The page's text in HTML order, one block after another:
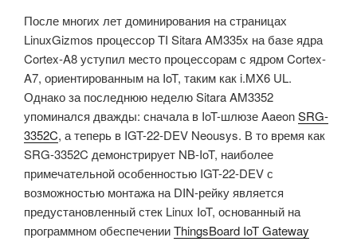
После многих лет доминирования на страницах
LinuxGizmos процессор TI Sitara AM335x на базе ядра
Cortex-A8 уступил место процессорам с ядром Cortex-
A7, ориентированным на IoT, таким как i.MX6 UL.
Однако за последнюю неделю Sitara AM3352
упоминался дважды: сначала в IoT-шлюзе AaeonSRG-
3352C, а теперь в IGT-22-DEV Neousys. В то время как
SRG-3352C демонстрирует NB-IoT, наиболее
примечательной особенностью IGT-22-DEV с
возможностью монтажа на DIN-рейку является
предустановленный стек Linux IoT, основанный на
программном обеспеченииThingsBoard IoT Gateway